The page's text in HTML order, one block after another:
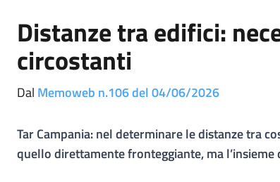
Distanze tra edifici:
circostanti
Dal Memoweb n.106 del 04/06/2026
Tar Campania: nel determinare le distanze tra
quello direttamente fronteggiante, ma